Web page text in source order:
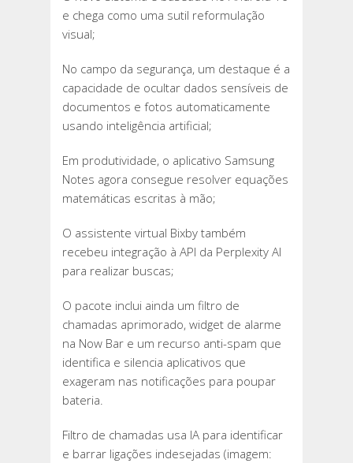
e chega como uma sutil reformulação
visual;
No campo da segurança, um destaque é a
capacidade de ocultar dados sensíveis de
documentos e fotos automaticamente
usando inteligência artificial;
Em produtividade, o aplicativo Samsung
Notes agora consegue resolver equações
matemáticas escritas à mão;
O assistente virtual Bixby também
recebeu integração à API da Perplexity AI
para realizar buscas;
O pacote inclui ainda um filtro de
chamadas aprimorado, widget de alarme
na Now Bar e um recurso anti-spam que
identifica e silencia aplicativos que
exageram nas notificações para poupar
bateria.
Filtro de chamadas usa IA para identificar
e barrar ligações indesejadas (imagem: